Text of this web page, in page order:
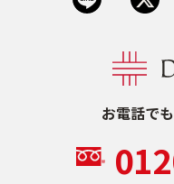
トライアルキ
ベストコスメ
お電話で